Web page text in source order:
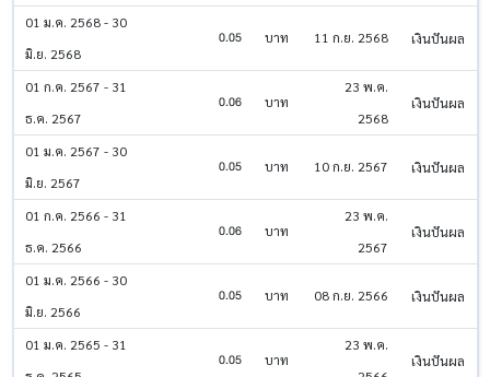
01 ม.ค. 2568 - 30
มิ.ย. 2568
0.05 บาท 11 ก.ย. 2568 เงินปันผล
01 ก.ค. 2567 - 31
ธ.ค. 2567
0.06 บาท
23 พ.ค.
2568
เงินปันผล
01 ม.ค. 2567 - 30
มิ.ย. 2567
0.05 บาท 10 ก.ย. 2567 เงินปันผล
01 ก.ค. 2566 - 31
ธ.ค. 2566
0.06 บาท
23 พ.ค.
2567
เงินปันผล
01 ม.ค. 2566 - 30
มิ.ย. 2566
0.05 บาท 08 ก.ย. 2566 เงินปันผล
01 ม.ค. 2565 - 31
0.05 บาท
23 พ.ค.
เงินปันผล